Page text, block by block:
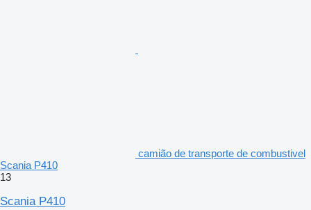
camião de transporte de combustivel
Scania P410
13
Scania P410